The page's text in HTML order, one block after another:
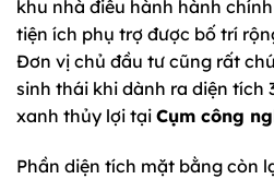
khu nhà điều hành hành
tiện ích phụ trợ được bố trí
Đơn vị chủ đầu tư cũng rất
sinh thái khi dành ra diện tích
xanh thủy lợi tại Cụm công
Phần diện tích mặt bằng còn